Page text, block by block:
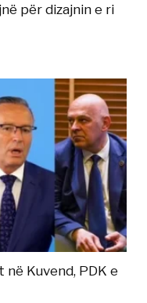
për dizajnin e ri
Kuvend, PDK e